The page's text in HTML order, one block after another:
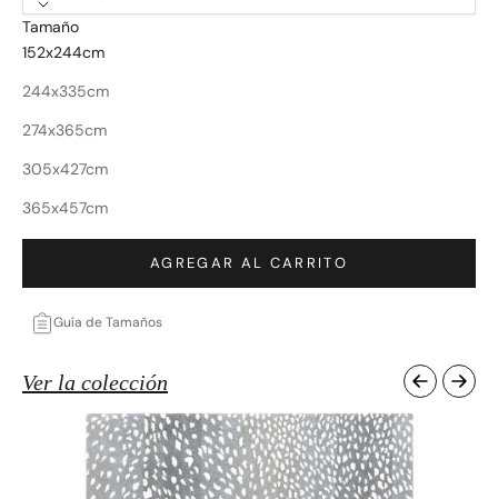
Tamaño
152x244cm
244x335cm
274x365cm
305x427cm
365x457cm
AGREGAR AL CARRITO
Guía de Tamaños
Ver la colección